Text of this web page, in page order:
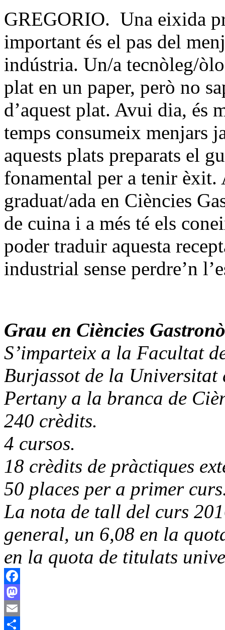
GREGORIO. Una eixida
important és el pas del
indústria. Un/a tecnòleg/
plat en un paper, però no
d’aquest plat. Avui dia, és
temps consumeix menjars
aquests plats preparats el
fonamental per a tenir
graduat/ada en Ciències
de cuina i a més té els
poder traduir aquesta
industrial sense perdre’n
Grau en Ciències
S’imparteix a la Facultat
Burjassot de la Universitat
Pertany a la branca de
240 crèdits.
4 cursos.
18 crèdits de pràctiques
50 places per a primer
La nota de tall del curs
general, un 6,08 en la
en la quota de titulats
Facebook
Mastodon
Email